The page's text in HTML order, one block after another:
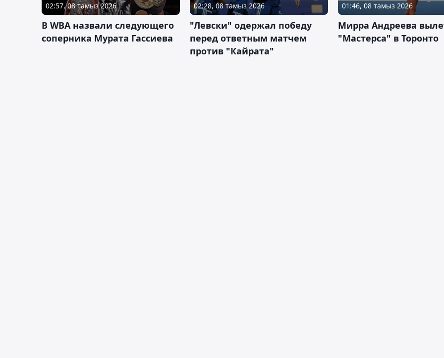
02:57, 08 тамыз 2026
В WBA назвали следующего
соперника Мурата Гассиева
02:28, 08 тамыз 2026
"Левски" одержал победу
перед ответным матчем
против "Кайрата"
01:46, 08 тамыз 2026
Мирра Андреева
"Мастерса" в Торонто